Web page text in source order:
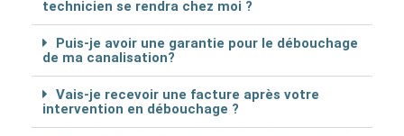
technicien se rendra chez moi ?
Puis-je avoir une garantie pour le débouchage
de ma canalisation?
Vais-je recevoir une facture après votre
intervention en débouchage ?